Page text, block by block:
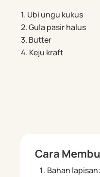
1. Ubi ungu kukus
2. Gula pasir halus
3. Butter
4. Keju kraft
Cara
Bahan